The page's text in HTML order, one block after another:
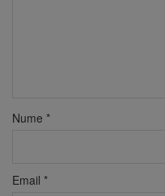
Nume *
Email *